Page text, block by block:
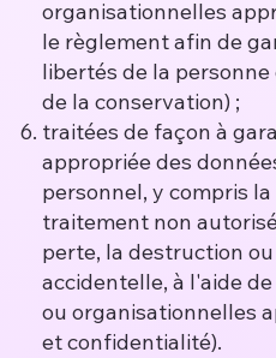
organisationnelles
le règlement afin de
libertés de la
de la conservation) ;
traitées de façon à
appropriée des
personnel, y compris
traitement non
perte, la destruction
accidentelle, à l'aide
ou organisationnelles
et confidentialité).